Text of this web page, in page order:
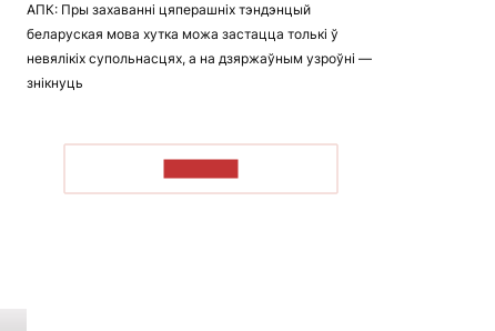
АПК: Пры захаванні цяперашніх тэндэнцый
беларуская мова хутка можа застацца толькі ў
невялікіх супольнасцях, а на дзяржаўным узроўні —
знікнуць